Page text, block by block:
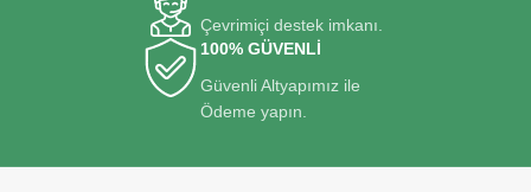
Çevrimiçi destek imkanı.
100% GÜVENLİ
Güvenli Altyapımız ile
Ödeme yapın.